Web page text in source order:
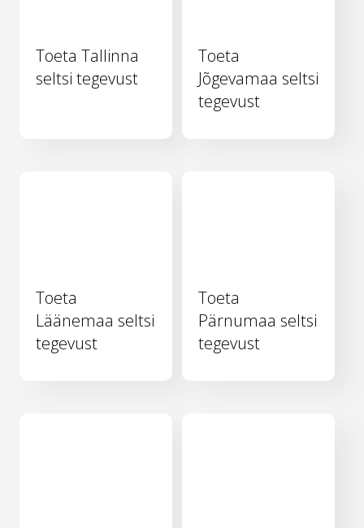
Toeta Tallinna
seltsi tegevust
Toeta
Jõgevamaa seltsi
tegevust
Toeta
Läänemaa seltsi
tegevust
Toeta
Pärnumaa seltsi
tegevust